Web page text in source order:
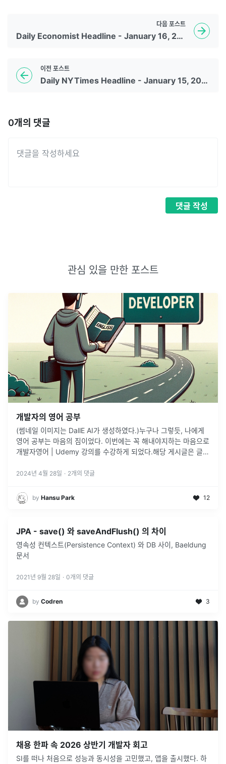
이전 포스트
Daily NYTimes Headline - January 15, 2023
다음 포스트
Daily Economist Headline - January 16, 2023
0개의 댓글
댓글 작성
관심 있을 만한 포스트
개발자의 영어 공부
(썸네일 이미지는 DallE AI가 생성하였다.)누구나 그렇듯, 나에게
영어 공부는 마음의 짐이었다. 이번에는 꼭 해내야지하는 마음으로
개발자영어 | Udemy 강의를 수강하게 되었다.해당 게시글은 글또
2024년 4월 28일 · 2개의 댓글
by Hansu Park 12
JPA - save() 와 saveAndFlush() 의 차이
영속성 컨텍스트(Persistence Context) 와 DB 사이, Baeldung
문서
2021년 9월 28일 · 0개의 댓글
by Codren 3
채용 한파 속 2026 상반기 개발자 회고
SI를 떠나 처음으로 성능과 동시성을 고민했고, 앱을 출시했다. 하